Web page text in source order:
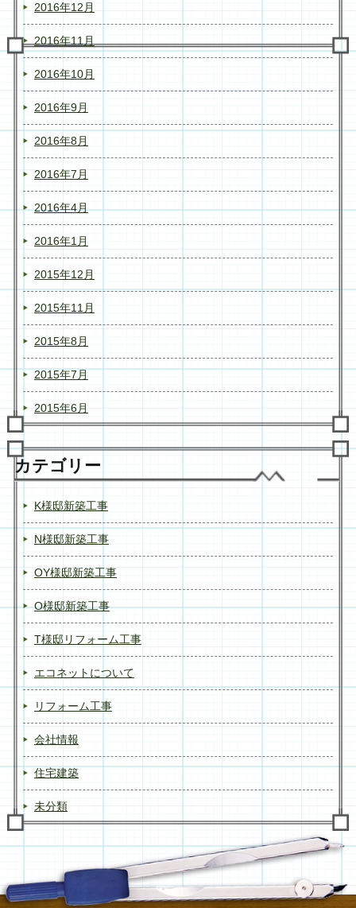
2016年12月
2016年11月
2016年10月
2016年9月
2016年8月
2016年7月
2016年4月
2016年1月
2015年12月
2015年11月
2015年8月
2015年7月
2015年6月
カテゴリー
K様邸新築工事
N様邸新築工事
OY様邸新築工事
O様邸新築工事
T様邸リフォーム工事
エコネットについて
リフォーム工事
会社情報
住宅建築
未分類